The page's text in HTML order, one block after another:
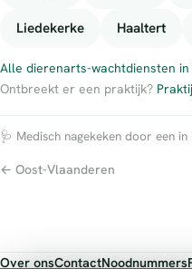
Liedekerke Haaltert
Alle dierenarts-wachtdiensten
Ontbreekt er een praktijk?
🩺 Medisch nagekeken door een
← Oost-Vlaanderen
Over onsContactNoodnummers